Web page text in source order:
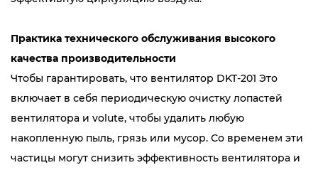
Практика технического обслуживания высокого
качества производительности
Чтобы гарантировать, что вентилятор DKT-201 Это
включает в себя периодическую очистку лопастей
вентилятора и volute, чтобы удалить любую
накопленную пыль, грязь или мусор. Со временем эти
частицы могут снизить эффективность вентилятора и